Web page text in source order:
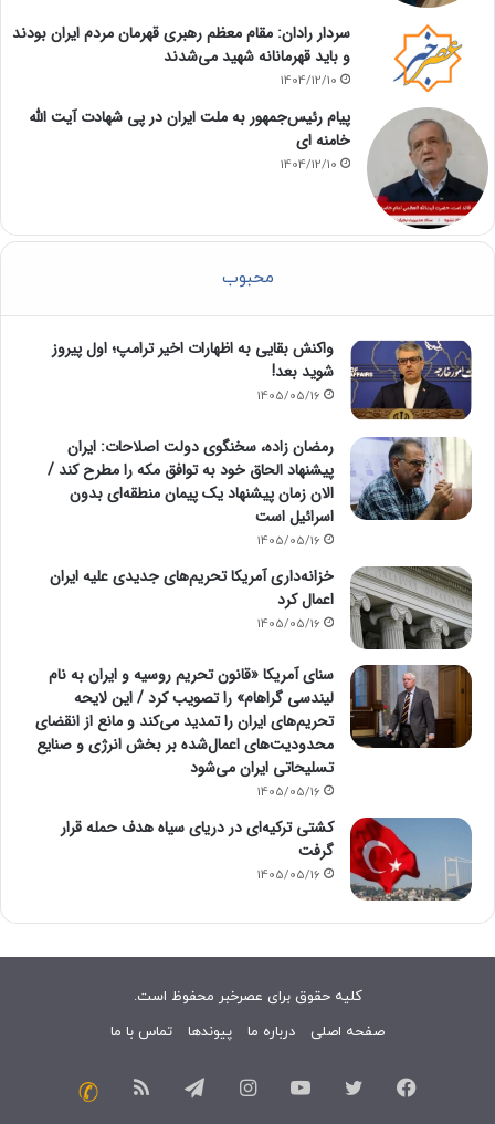
سردار رادان: مقام معظم رهبری قهرمان مردم ایران بودند
و باید قهرمانانه شهید می‌شدند
1404/12/10
پیام رئیس‌جمهور به ملت ایران در پی شهادت آیت الله
خامنه ای
1404/12/10
محبوب
واکنش بقایی به اظهارات اخیر ترامپ؛ اول پیروز
شوید بعد!
1405/05/16
رمضان زاده، سخنگوی دولت اصلاحات: ایران
پیشنهاد الحاق خود به توافق مکه را مطرح کند /
الان زمان پیشنهاد یک پیمان منطقه‌ای بدون
اسرائیل است
1405/05/16
خزانه‌داری آمریکا تحریم‌های جدیدی علیه ایران
اعمال کرد
1405/05/16
سنای آمریکا «قانون تحریم روسیه و ایران به نام
لیندسی گراهام» را تصویب کرد / این لایحه
تحریم‌های ایران را تمدید می‌کند و مانع از انقضای
محدودیت‌های اعمال‌شده بر بخش انرژی و صنایع
تسلیحاتی ایران می‌شود
1405/05/16
کشتی ترکیه‌ای در دریای سیاه هدف حمله قرار
گرفت
1405/05/16
کلیه حقوق برای عصرخبر محفوظ است.
صفحه اصلی
درباره ما پیوندها تماس با ما
فیسبوک توییتر یوتیوب اینستاگرامتلگرام خوراک